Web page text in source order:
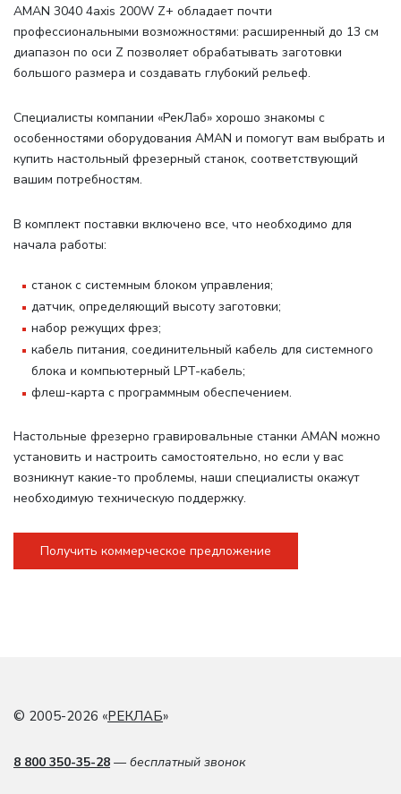
AMAN 3040 4axis 200W Z+ обладает почти
профессиональными возможностями: расширенный до 13 см
диапазон по оси Z позволяет обрабатывать заготовки
большого размера и создавать глубокий рельеф.
Специалисты компании «РекЛаб» хорошо знакомы с
особенностями оборудования AMAN и помогут вам выбрать и
купить настольный фрезерный станок, соответствующий
вашим потребностям.
В комплект поставки включено все, что необходимо для
начала работы:
станок с системным блоком управления;
датчик, определяющий высоту заготовки;
набор режущих фрез;
кабель питания, соединительный кабель для системного
блока и компьютерный LPT-кабель;
флеш-карта с программным обеспечением.
Настольные фрезерно гравировальные станки AMAN можно
установить и настроить самостоятельно, но если у вас
возникнут какие-то проблемы, наши специалисты окажут
необходимую техническую поддержку.
Получить коммерческое предложение
© 2005-2026 «РЕКЛАБ»
8 800 350-35-28 — бесплатный звонок